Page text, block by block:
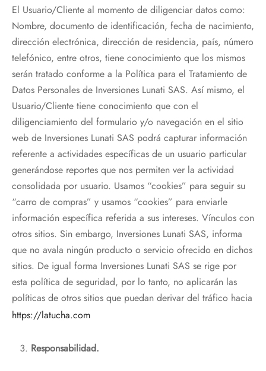
El Usuario/Cliente al momento de diligenciar datos como:
Nombre, documento de identificación, fecha de nacimiento,
dirección electrónica, dirección de residencia, país, número
telefónico, entre otros, tiene conocimiento que los mismos
serán tratado conforme a la Política para el Tratamiento de
Datos Personales de Inversiones Lunati SAS. Así mismo, el
Usuario/Cliente tiene conocimiento que con el
diligenciamiento del formulario y/o navegación en el sitio
web de Inversiones Lunati SAS podrá capturar información
referente a actividades específicas de un usuario particular
generándose reportes que nos permiten ver la actividad
consolidada por usuario. Usamos “cookies” para seguir su
“carro de compras” y usamos “cookies” para enviarle
información específica referida a sus intereses. Vínculos con
otros sitios. Sin embargo, Inversiones Lunati SAS, informa
que no avala ningún producto o servicio ofrecido en dichos
sitios. De igual forma Inversiones Lunati SAS se rige por
esta política de seguridad, por lo tanto, no aplicarán las
políticas de otros sitios que puedan derivar del tráfico hacia
https://latucha.com
Responsabilidad.